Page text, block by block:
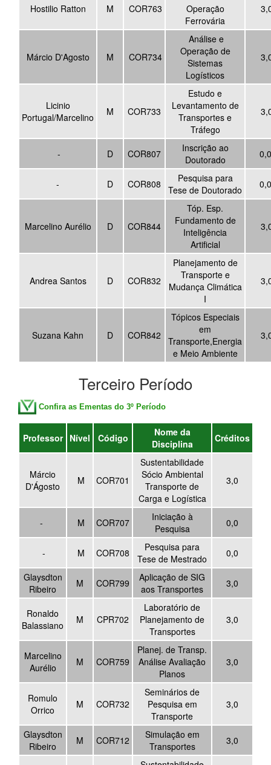
Hostilio Ratton M COR763
Operação
Ferrovária
Márcio D'Agosto M COR734
Análise e
Operação de
Sistemas
Logísticos
Licinio
Portugal/Marcelino
M COR733
Estudo e
Levantamento de
Transportes e
Tráfego
- D COR807
Inscrição ao
Doutorado
0,0
- D COR808
Pesquisa para
Tese de Doutorado
0,0
Marcelino Aurélio D COR844
Tóp. Esp.
Fundamento de
Inteligência
Artificial
Andrea Santos D COR832
Planejamento de
Transporte e
Mudança Climática
I
Suzana Kahn D COR842
Tópicos Especiais
em
Transporte,Energia
e Meio Ambiente
Terceiro Período
Confira as Ementas do 3º Período
Professor Nível Código
Nome da
Disciplina
Créditos
Márcio
D'Ágosto
M COR701
Sustentabilidade
Sócio Ambiental
Transporte de
Carga e Logística
3,0
- M COR707
Iniciação à
Pesquisa
0,0
- M COR708
Pesquisa para
Tese de Mestrado
0,0
Glaysdton
Ribeiro
M COR799
Aplicação de SIG
aos Transportes
3,0
Ronaldo
Balassiano
M CPR702
Laboratório de
Planejamento de
Transportes
3,0
Marcelino
Aurélio
M COR759
Planej. de Transp.
Análise Avaliação
Planos
3,0
Romulo
Orrico
M COR732
Seminários de
Pesquisa em
Transporte
3,0
Glaysdton
Ribeiro
M COR712
Simulação em
Transportes
3,0